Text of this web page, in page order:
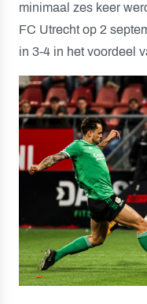
minimaal zes keer
FC Utrecht op 2
in 3-4 in het voordeel